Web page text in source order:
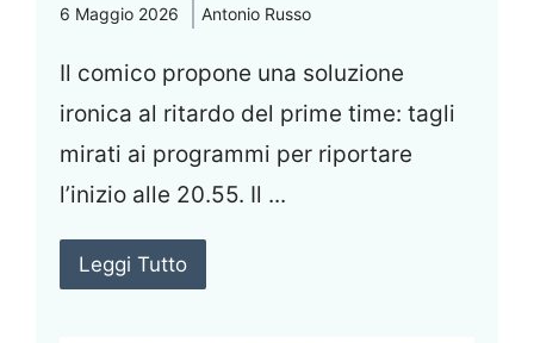
6 Maggio 2026 Antonio Russo
Il comico propone una soluzione
ironica al ritardo del prime time: tagli
mirati ai programmi per riportare
l’inizio alle 20.55. Il ...
Leggi Tutto